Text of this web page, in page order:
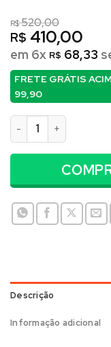
R$520,00
R$ 410,00
em 6x R$ 68,33
FRETE GRÁTIS
99,90
Ionizador solar para
Descrição
Informação adicional